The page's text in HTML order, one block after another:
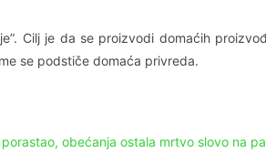
Cilj je da se proizvodi domaćih
se podstiče domaća privreda.
obećanja ostala mrtvo slovo na